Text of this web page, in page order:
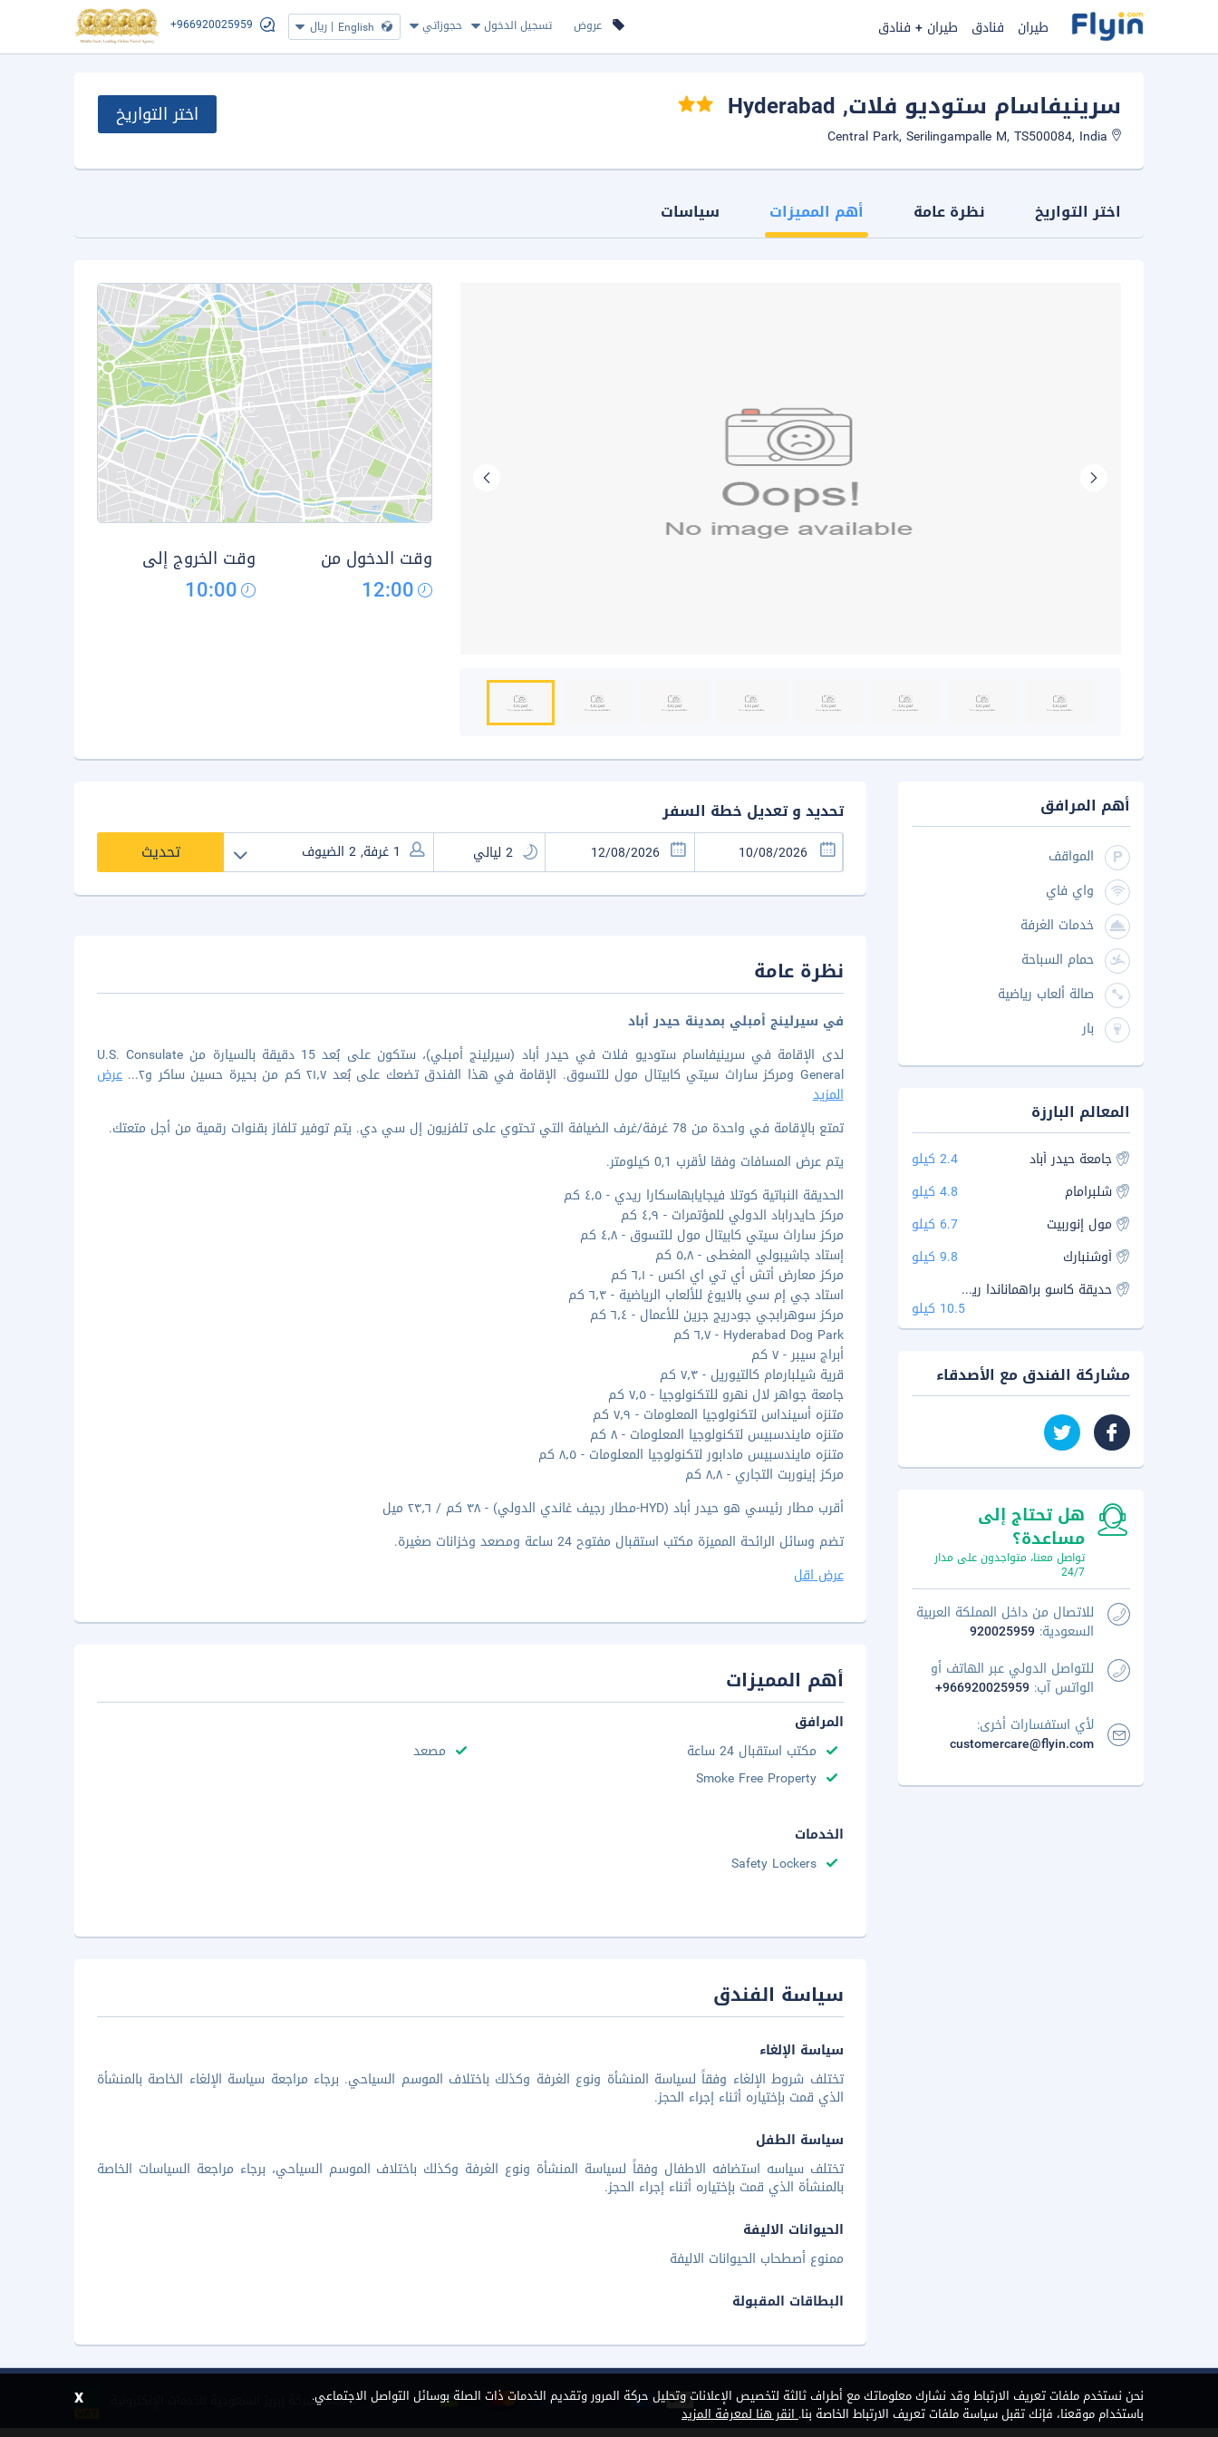
عروض تسجيل الدخول حجوزاتي English
| ريال +966920025959 طيران فنادق طيران + فنادق
سرينيفاسام ستوديو فلات, Hyderabad اختر التواريخ
اختر التواريخ نظرة عامة أهم المميزات سياسات
وقت الدخول من
12:00
وقت الخروج إلى
10:00
تحديد و تعديل خطة السفر
تحديث
نظرة عامة
في سيرلينج أمبلي بمدينة حيدر أباد
لدى الإقامة في سرينيفاسام ستوديو فلات في حيدر أباد (سيرلينج أمبلي)، ستكون على بُعد 15 دقيقة بالسيارة من U.S. Consulate
General ومركز ساراث سيتي كابيتال مول للتسوق. الإقامة في هذا الفندق تضعك على بُعد ٢١٫٧ كم من بحيرة حسين ساكر و٢
... عرض
المزيد
تمتع بالإقامة في واحدة من 78 غرفة/غرف الضيافة التي تحتوي على تلفزيون إل سي دي. يتم توفير تلفاز بقنوات رقمية من أجل متعتك.
يتم عرض المسافات وفقا لأقرب 0,1 كيلومتر.
الحديقة النباتية كوتلا فيجايابهاسكارا ريدي - ٤٫٥ كم
مركز حايدراباد الدولي للمؤتمرات - ٤٫٩ كم
مركز ساراث سيتي كابيتال مول للتسوق - ٤٫٨ كم
إستاد جاشيبولي المغطى - ٥٫٨ كم
مركز معارض أتش أي تي اي اكس - ٦٫١ كم
استاد جي إم سي بالايوغ للألعاب الرياضية - ٦٫٣ كم
مركز سوهرابجي جودريج جرين للأعمال - ٦٫٤ كم
Hyderabad Dog Park - ٦٫٧ كم
أبراج سيبر - ٧ كم
قرية شيلبارمام كالتيوريل - ٧٫٣ كم
جامعة جواهر لال نهرو للتكنولوجيا - ٧٫٥ كم
متنزه أسينداس لتكنولوجيا المعلومات - ٧٫٩ كم
متنزه مايندسبيس لتكنولوجيا المعلومات - ٨ كم
متنزه مايندسبيس مادابور لتكنولوجيا المعلومات - ٨٫٥ كم
مركز إينوربت التجاري - ٨٫٨ كم
أقرب مطار رئيسي هو حيدر أباد (HYD-مطار رجيف غاندي الدولي) - ٣٨ كم / ٢٣٫٦ ميل
تضم وسائل الرائحة المميزة مكتب استقبال مفتوح 24 ساعة ومصعد وخزانات صغيرة.
عرض اقل
أهم المميزات
المرافق
مكتب استقبال 24 ساعة
مصعد
Smoke Free Property
الخدمات
Safety Lockers
سياسة الفندق
سياسة الإلغاء
تختلف شروط الإلغاء وفقاً لسياسة المنشأة ونوع الغرفة وكذلك باختلاف الموسم السياحي. برجاء مراجعة سياسة الإلغاء الخاصة بالمنشأة
الذي قمت بإختياره أثناء إجراء الحجز.
سياسة الطفل
تختلف سياسه استضافه الاطفال وفقاً لسياسة المنشأة ونوع الغرفة وكذلك باختلاف الموسم السياحي، برجاء مراجعة السياسات الخاصة
بالمنشأة الذي قمت بإختياره أثناء إجراء الحجز.
الحيوانات الاليفة
ممنوع أصطحاب الحيوانات الاليفة
البطاقات المقبولة
أهم المرافق
المواقف
واي فاي
خدمات الغرفة
حمام السباحة
صالة ألعاب رياضية
بار
المعالم البارزة
جامعة حيدر أباد
2.4 كيلو
شلبرامام
4.8 كيلو
مول إنوربيت
6.7 كيلو
أوشنبارك
9.8 كيلو
حديقة كاسو براهماناندا ريدي الوطنية
10.5 كيلو
مشاركة الفندق مع الأصدقاء
هل تحتاج إلى
مساعدة؟
تواصل معنا، متواجدون على مدار
24/7
للاتصال من داخل المملكة العربية
السعودية: 920025959
للتواصل الدولي عبر الهاتف أو
الواتس آب: +966920025959
لأي استفسارات أخرى:
customercare@flyin.com
©2026 شركة إبريز السعودية للخدمات الإلكترونية
نحن نستخدم ملفات تعريف الارتباط وقد نشارك معلوماتك مع أطراف ثالثة لتخصيص الإعلانات وتحليل حركة المرور وتقديم الخدمات ذات الصلة بوسائل التواصل الاجتماعي.
باستخدام موقعنا، فإنك تقبل سياسة ملفات تعريف الارتباط الخاصة بنا.انقر هنا لمعرفة المزيد
x